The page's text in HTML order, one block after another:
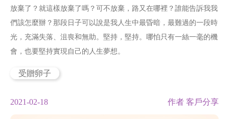
台灣
台北院
台南辦事處
海外
放棄了？就這樣放棄了嗎？可不放棄，路又在哪裡？誰能告訴我我
們該怎麼辦？那段日子可以說是我人生中最昏暗，最難過的一段時
光，充滿失落、沮喪和無助。堅持，堅持。哪怕只有一絲一毫的機
會，也要堅持實現自己的人生夢想。
受贈卵子
2021-02-18 客戶分享